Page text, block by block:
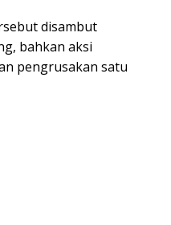
disambut
bahkan aksi
pengrusakan satu